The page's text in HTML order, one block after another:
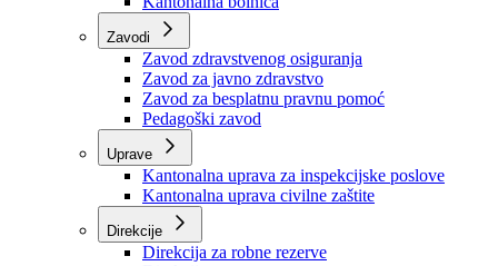
Centar za socijalni rad
Dom za stara i iznemogla lica
Kantonalna bolnica
Zavodi
Zavod zdravstvenog osiguranja
Zavod za javno zdravstvo
Zavod za besplatnu pravnu pomoć
Pedagoški zavod
Kantonalna uprava za inspekcijske poslove
Kantonalna uprava civilne zaštite